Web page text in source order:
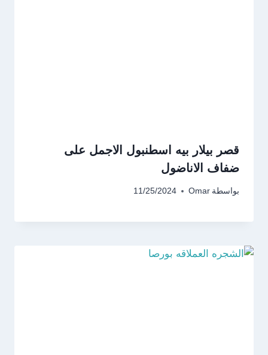
قصر بيلار بيه اسطنبول الاجمل على
ضفاف الاناضول
بواسطة Omar
11/25/2024